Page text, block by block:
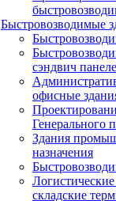
Быстровозводимые
сэндвич
офисные
Генерального
Здания
назначения
складские